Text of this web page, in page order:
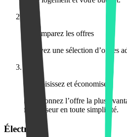
2. Comparez les offres
Recevez une sélection d’offres
3. Choisissez et économisez
Sélectionnez l’offre la plus
fournisseur en toute simplicité.
Électricité